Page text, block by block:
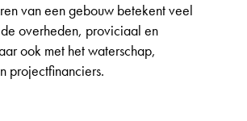
van een gebouw betekent veel
overheden, proviciaal en
ook met het waterschap,
projectfinanciers.